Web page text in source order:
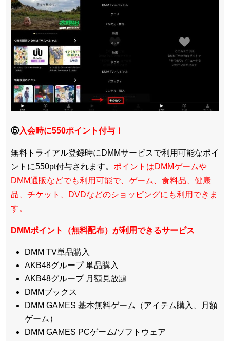
⑤入会時に550ポイント付与！
無料トライアル登録時にDMMサービスで利用可能なポイ
ントに550pt付与されます。 ポイントはDMMゲームや
DMM通販などでも利用可能で、ゲーム、食料品、健康
品、チケット、DVDなどのショッピングにも利用できま
す。
DMMポイント（無料配布）が利用できるサービス
DMM TV単品購入
AKB48グループ 単品購入
AKB48グループ 月額見放題
DMMブックス
DMM GAMES 基本無料ゲーム（アイテム購入、月額
ゲーム）
DMM GAMES PCゲーム/ソフトウェア